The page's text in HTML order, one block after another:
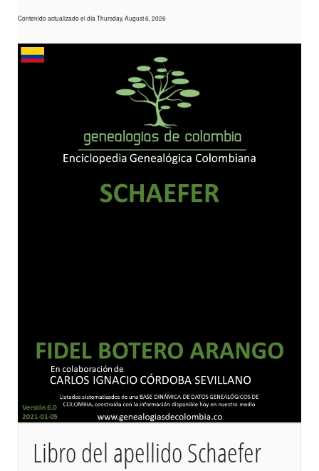
Contenido actualizado el día Thursday, August 6, 2026
Libro del apellido Schaefer